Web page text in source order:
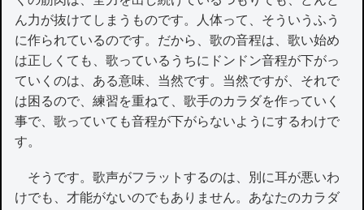
ん力が抜けてしまうものです。人体って、そういうふう
に作られているのです。だから、歌の音程は、歌い始め
は正しくても、歌っているうちにドンドン音程が下がっ
ていくのは、ある意味、当然です。当然ですが、それで
は困るので、練習を重ねて、歌手のカラダを作っていく
事で、歌っていても音程が下がらないようにするわけで
す。
そうです。歌声がフラットするのは、別に耳が悪いわ
けでも、才能がないのでもありません。あなたのカラダ